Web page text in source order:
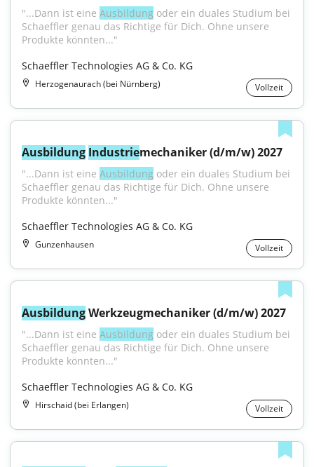
"...Dann ist eine Ausbildung oder ein duales Studium bei
Schaeffler genau das Richtige für Dich. Ohne unsere
Produkte könnten..."
Schaeffler Technologies AG & Co. KG
Herzogenaurach (bei Nürnberg) Vollzeit
Ausbildung Industriemechaniker (d/m/w) 2027
"...Dann ist eine Ausbildung oder ein duales Studium bei
Schaeffler genau das Richtige für Dich. Ohne unsere
Produkte könnten..."
Schaeffler Technologies AG & Co. KG
Gunzenhausen Vollzeit
Ausbildung Werkzeugmechaniker (d/m/w) 2027
"...Dann ist eine Ausbildung oder ein duales Studium bei
Schaeffler genau das Richtige für Dich. Ohne unsere
Produkte könnten..."
Schaeffler Technologies AG & Co. KG
Hirschaid (bei Erlangen) Vollzeit